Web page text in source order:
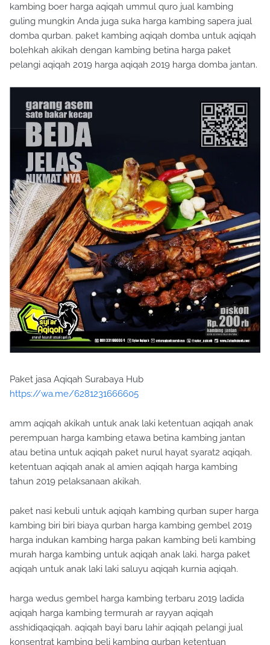
kambing boer harga aqiqah ummul quro jual kambing
guling mungkin Anda juga suka harga kambing sapera jual
domba qurban. paket kambing aqiqah domba untuk aqiqah
bolehkah akikah dengan kambing betina harga paket
pelangi aqiqah 2019 harga aqiqah 2019 harga domba jantan.
Paket jasa Aqiqah Surabaya Hub
https://wa.me/6281231666605
amm aqiqah akikah untuk anak laki ketentuan aqiqah anak
perempuan harga kambing etawa betina kambing jantan
atau betina untuk aqiqah paket nurul hayat syarat2 aqiqah.
ketentuan aqiqah anak al amien aqiqah harga kambing
tahun 2019 pelaksanaan akikah.
paket nasi kebuli untuk aqiqah kambing qurban super harga
kambing biri biri biaya qurban harga kambing gembel 2019
harga indukan kambing harga pakan kambing beli kambing
murah harga kambing untuk aqiqah anak laki. harga paket
aqiqah untuk anak laki laki saluyu aqiqah kurnia aqiqah.
harga wedus gembel harga kambing terbaru 2019 ladida
aqiqah harga kambing termurah ar rayyan aqiqah
asshidiqaqiqah. aqiqah bayi baru lahir aqiqah pelangi jual
konsentrat kambing beli kambing qurban ketentuan